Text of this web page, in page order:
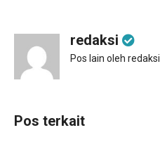
redaksi
Pos lain oleh redaksi
Pos terkait